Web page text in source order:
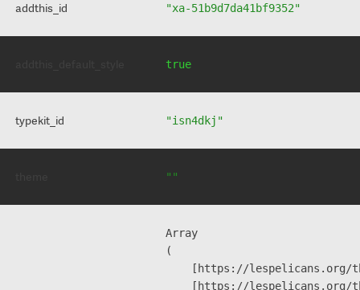
addthis_id "xa-51b9d7da41bf9352"
true
typekit_id "isn4dkj"
""
Array
(
[https://
[https://